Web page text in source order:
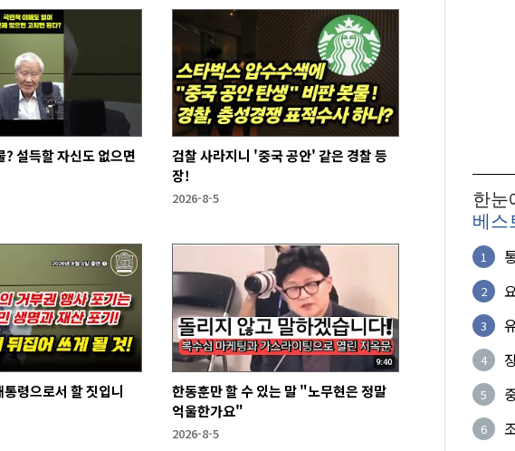
? 설득할 자신도 없으면
검찰 사라지니 '중국 공안' 같은 경찰 등
장!
2026-8-5
령으로서 할 짓입니
한동훈만 할 수 있는 말 "노무현은 정말
억울한가요"
2026-8-5
한눈
베스
1
2
3
4
5
6